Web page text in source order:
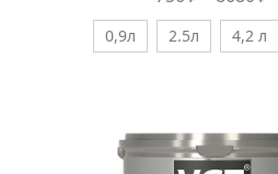
0,9л 2.5л 4,2 л